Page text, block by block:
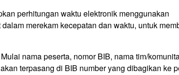
perhitungan waktu elektronik menggunakan
merekam kecepatan dan waktu, untuk
nama peserta, nomor BIB, nama tim/
terpasang di BIB number yang dibagikan ke